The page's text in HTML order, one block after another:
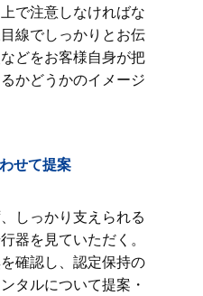
で注意しなければな
線でしっかりとお伝
どをお客様自身が把
かどうかのイメージ
せて提案
しっかり支えられる
器を見ていただく。
確認し、認定保持の
タルについて提案・